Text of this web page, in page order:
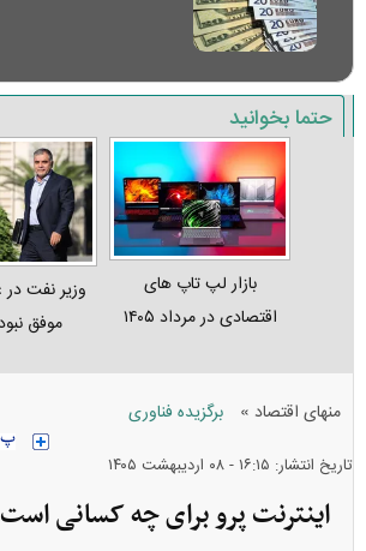
حتما بخوانید
بازار لپ‌ تاپ‌ های
اقتصادی در مرداد ۱۴۰۵
وزیر نفت در
موفق
منهای اقتصاد » برگزیده فناوری
تاریخ انتشار: ۱۶:۱۵ - ۰۸ ارديبهشت ۱۴۰۵
اینترنت پرو برای چه کسانی